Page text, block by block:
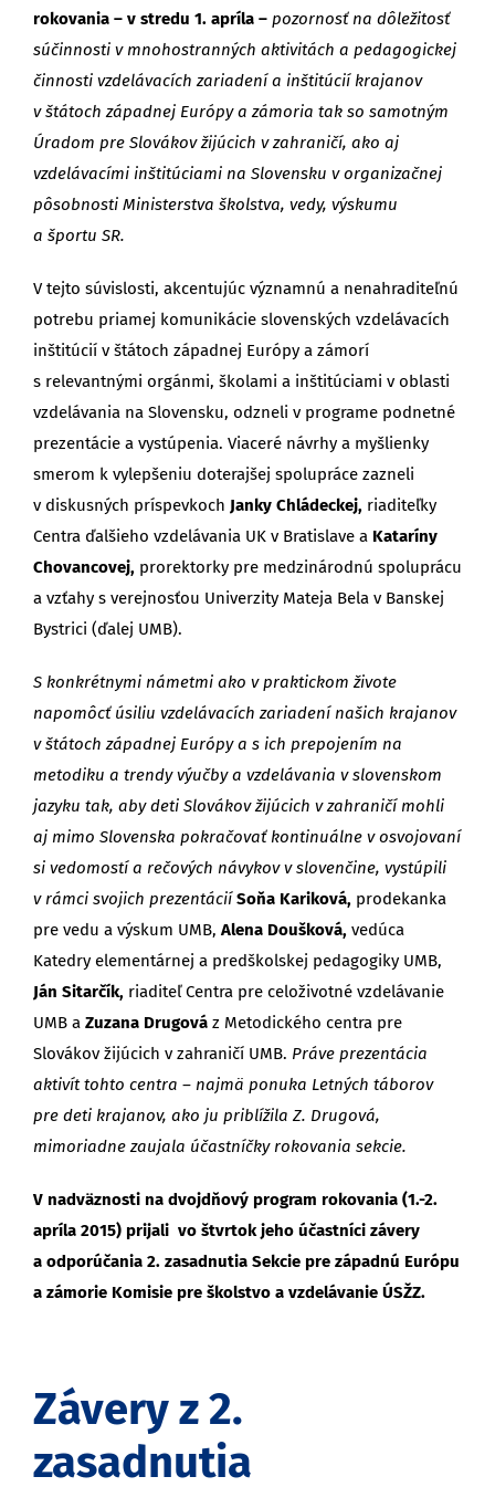
rokovania – v stredu 1. apríla – pozornosť na dôležitosť
súčinnosti v mnohostranných aktivitách a pedagogickej
činnosti vzdelávacích zariadení a inštitúcií krajanov
v štátoch západnej Európy a zámoria tak so samotným
Úradom pre Slovákov žijúcich v zahraničí, ako aj
vzdelávacími inštitúciami na Slovensku v organizačnej
pôsobnosti Ministerstva školstva, vedy, výskumu
a športu SR.
V tejto súvislosti, akcentujúc významnú a nenahraditeľnú
potrebu priamej komunikácie slovenských vzdelávacích
inštitúcií v štátoch západnej Európy a zámorí
s relevantnými orgánmi, školami a inštitúciami v oblasti
vzdelávania na Slovensku, odzneli v programe podnetné
prezentácie a vystúpenia. Viaceré návrhy a myšlienky
smerom k vylepšeniu doterajšej spolupráce zazneli
v diskusných príspevkoch Janky Chládeckej, riaditeľky
Centra ďalšieho vzdelávania UK v Bratislave a Kataríny
Chovancovej, prorektorky pre medzinárodnú spoluprácu
a vzťahy s verejnosťou Univerzity Mateja Bela v Banskej
Bystrici (ďalej UMB).
S konkrétnymi námetmi ako v praktickom živote
napomôcť úsiliu vzdelávacích zariadení našich krajanov
v štátoch západnej Európy a s ich prepojením na
metodiku a trendy výučby a vzdelávania v slovenskom
jazyku tak, aby deti Slovákov žijúcich v zahraničí mohli
aj mimo Slovenska pokračovať kontinuálne v osvojovaní
si vedomostí a rečových návykov v slovenčine, vystúpili
v rámci svojich prezentáciíSoňa Kariková, prodekanka
pre vedu a výskum UMB, Alena Doušková, vedúca
Katedry elementárnej a predškolskej pedagogiky UMB,
Ján Sitarčík, riaditeľ Centra pre celoživotné vzdelávanie
UMB a Zuzana Drugová z Metodického centra pre
Slovákov žijúcich v zahraničí UMB. Práve prezentácia
aktivít tohto centra – najmä ponuka Letných táborov
pre deti krajanov, ako ju priblížila Z. Drugová,
mimoriadne zaujala účastníčky rokovania sekcie.
V nadväznosti na dvojdňový program rokovania (1.-2.
apríla 2015) prijali vo štvrtok jeho účastníci závery
a odporúčania 2. zasadnutia Sekcie pre západnú Európu
a zámorie Komisie pre školstvo a vzdelávanie ÚSŽZ.
Závery z 2.
zasadnutia